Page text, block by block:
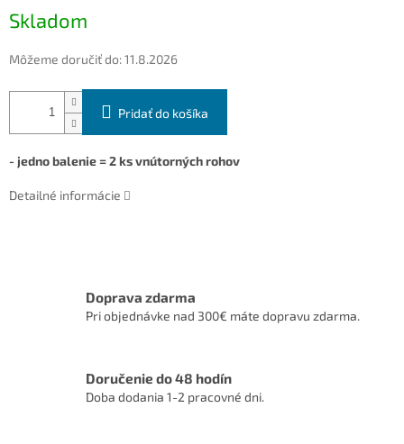
cena:
Skladom
Môžeme doručiť do:11.8.2026
Pridať do košíka
- jedno balenie = 2 ks vnútorných rohov
Detailné informácie
Doprava zdarma
Pri objednávke nad 300€ máte dopravu zdarma.
Doručenie do 48 hodín
Doba dodania 1-2 pracovné dni.